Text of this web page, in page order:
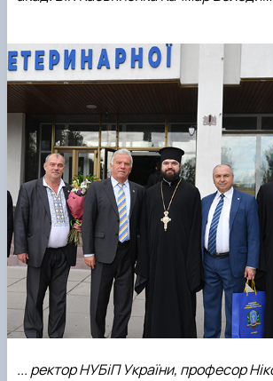
... ректор НУБіП України, професор